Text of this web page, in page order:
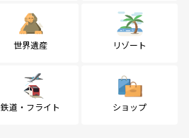
世界遺産 リゾート
鉄道・フライト ショップ